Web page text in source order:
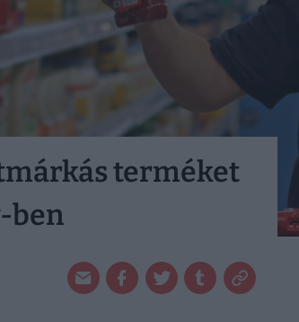
terméket
ben